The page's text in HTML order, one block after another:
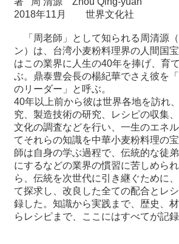
つ
最
新
情
報
と
申
込
過
去
行
事
2018年11 月 世界文化社
「周老師」として知られる周清源
ン）は、台湾小麦粉料理界の人間国
はこの業界に人生の40年を捧げ、育
ぶ。鼎泰豊会長の楊紀華でさえ彼を
のリーダー」と呼ぶ。
40年以上前から彼は世界各地を訪れ
究、製造技術の研究、レシピの収集
文化の調査などを行い、 一生のエネ
てそれらの知識を中華小麦粉料理の
師は自身の学ぶ過程で、伝統的な徒
にするなどの業界の慣習に苦しめら
ら、伝統を次世代に引き継ぐために
て探求し、改良した全ての配合と レ
録した。知識から実践まで、歴史、
らレシピまで、ここにはすべてが記録